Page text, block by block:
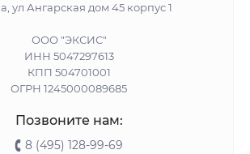
ул Ангарская дом 45 корпус 1
ООО "ЭКСИС"
ИНН 5047297613
КПП 504701001
ОГРН 1245000089685
Позвоните нам:
8 (495) 128-99-69